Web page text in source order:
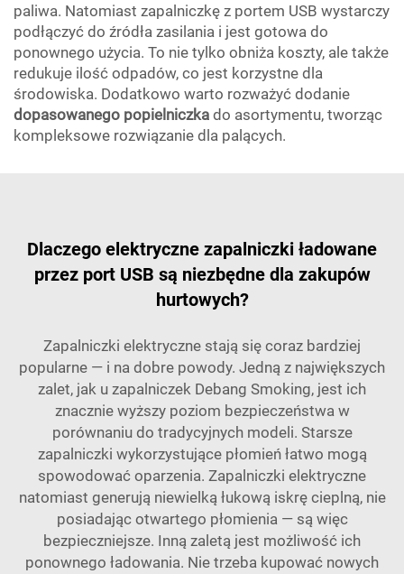
paliwa. Natomiast zapalniczkę z portem USB wystarczy
podłączyć do źródła zasilania i jest gotowa do
ponownego użycia. To nie tylko obniża koszty, ale także
redukuje ilość odpadów, co jest korzystne dla
środowiska. Dodatkowo warto rozważyć dodanie
dopasowanego popielniczka do asortymentu, tworząc
kompleksowe rozwiązanie dla palących.
Dlaczego elektryczne zapalniczki ładowane
przez port USB są niezbędne dla zakupów
hurtowych?
Zapalniczki elektryczne stają się coraz bardziej
popularne — i na dobre powody. Jedną z największych
zalet, jak u zapalniczek Debang Smoking, jest ich
znacznie wyższy poziom bezpieczeństwa w
porównaniu do tradycyjnych modeli. Starsze
zapalniczki wykorzystujące płomień łatwo mogą
spowodować oparzenia. Zapalniczki elektryczne
natomiast generują niewielką łukową iskrę cieplną, nie
posiadając otwartego płomienia — są więc
bezpieczniejsze. Inną zaletą jest możliwość ich
ponownego ładowania. Nie trzeba kupować nowych